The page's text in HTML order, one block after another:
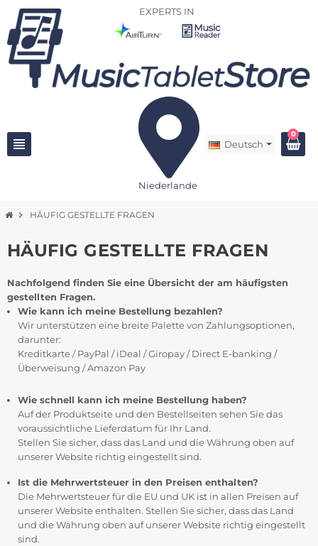
EXPERTS IN
view_headline
Niederlande
Deutsch
0
chevron_right HÄUFIG GESTELLTE FRAGEN
HÄUFIG GESTELLTE FRAGEN
Nachfolgend finden Sie eine Übersicht der am häufigsten
gestellten Fragen.
Wie kann ich meine Bestellung bezahlen?
Wir unterstützen eine breite Palette von Zahlungsoptionen,
darunter:
Kreditkarte / PayPal / iDeal / Giropay / Direct E-banking /
Überweisung / Amazon Pay
Wie schnell kann ich meine Bestellung haben?
Auf der Produktseite und den Bestellseiten sehen Sie das
voraussichtliche Lieferdatum für Ihr Land.
Stellen Sie sicher, dass das Land und die Währung oben auf
unserer Website richtig eingestellt sind.
Ist die Mehrwertsteuer in den Preisen enthalten?
Die Mehrwertsteuer für die EU und UK ist in allen Preisen auf
unserer Website enthalten. Stellen Sie sicher, dass das Land
und die Währung oben auf unserer Website richtig eingestellt
sind.